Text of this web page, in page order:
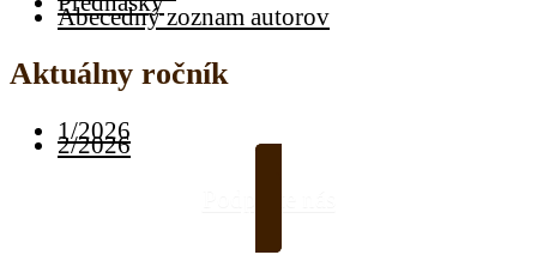
Abecedný zoznam autorov
Aktuálny ročník
1/2026
2/2026